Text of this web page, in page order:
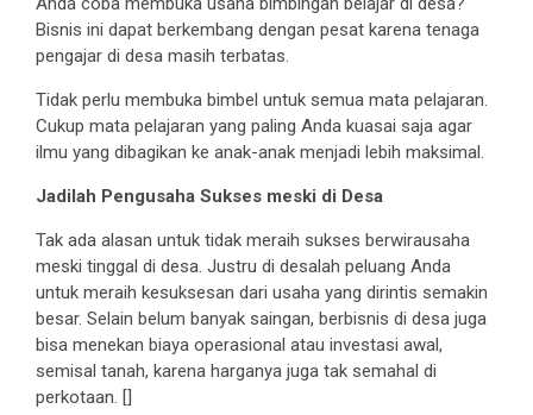
Bisnis ini dapat berkembang dengan pesat karena tenaga
pengajar di desa masih terbatas.
Tidak perlu membuka bimbel untuk semua mata pelajaran.
Cukup mata pelajaran yang paling Anda kuasai saja agar
ilmu yang dibagikan ke anak-anak menjadi lebih maksimal.
Jadilah Pengusaha Sukses meski di Desa
Tak ada alasan untuk tidak meraih sukses berwirausaha
meski tinggal di desa. Justru di desalah peluang Anda
untuk meraih kesuksesan dari usaha yang dirintis semakin
besar. Selain belum banyak saingan, berbisnis di desa juga
bisa menekan biaya operasional atau investasi awal,
semisal tanah, karena harganya juga tak semahal di
perkotaan. []